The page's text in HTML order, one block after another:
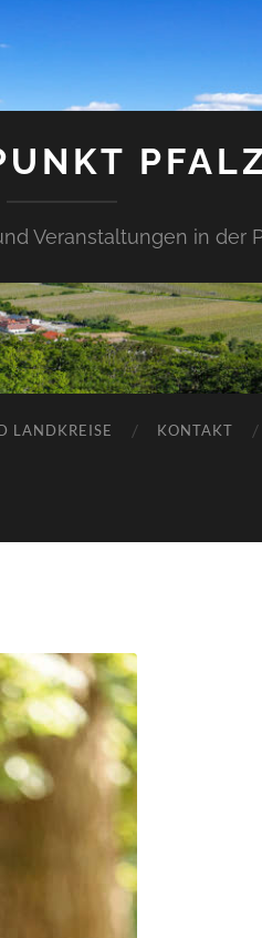
PFALZ
Veranstaltungen in der
LANDKREISE KONTAKT